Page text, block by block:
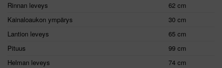
Rinnan leveys
62 cm
Kainaloaukon ympärys
30 cm
Lantion leveys
65 cm
Pituus
99 cm
Helman leveys
74 cm